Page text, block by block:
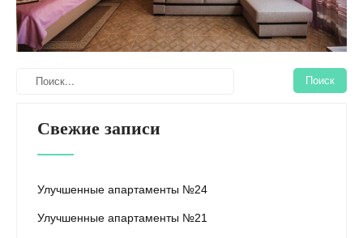
Свежие записи
Улучшенные апартаменты №24
Улучшенные апартаменты №21